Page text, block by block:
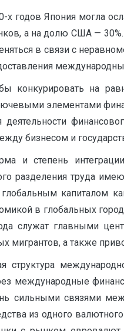
х годов Япония могла
а на долю США — 30%.
в связи с
конкурировать на
элементами
деятельности
бизнесом и
и степень
разделения труда
глобальным капиталом
в глобальных
служат главными
мигрантов, а также
структура
международные
сильными связями
из одного